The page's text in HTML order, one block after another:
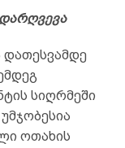
დათესვამდე
სიღრმეში
ოთახის